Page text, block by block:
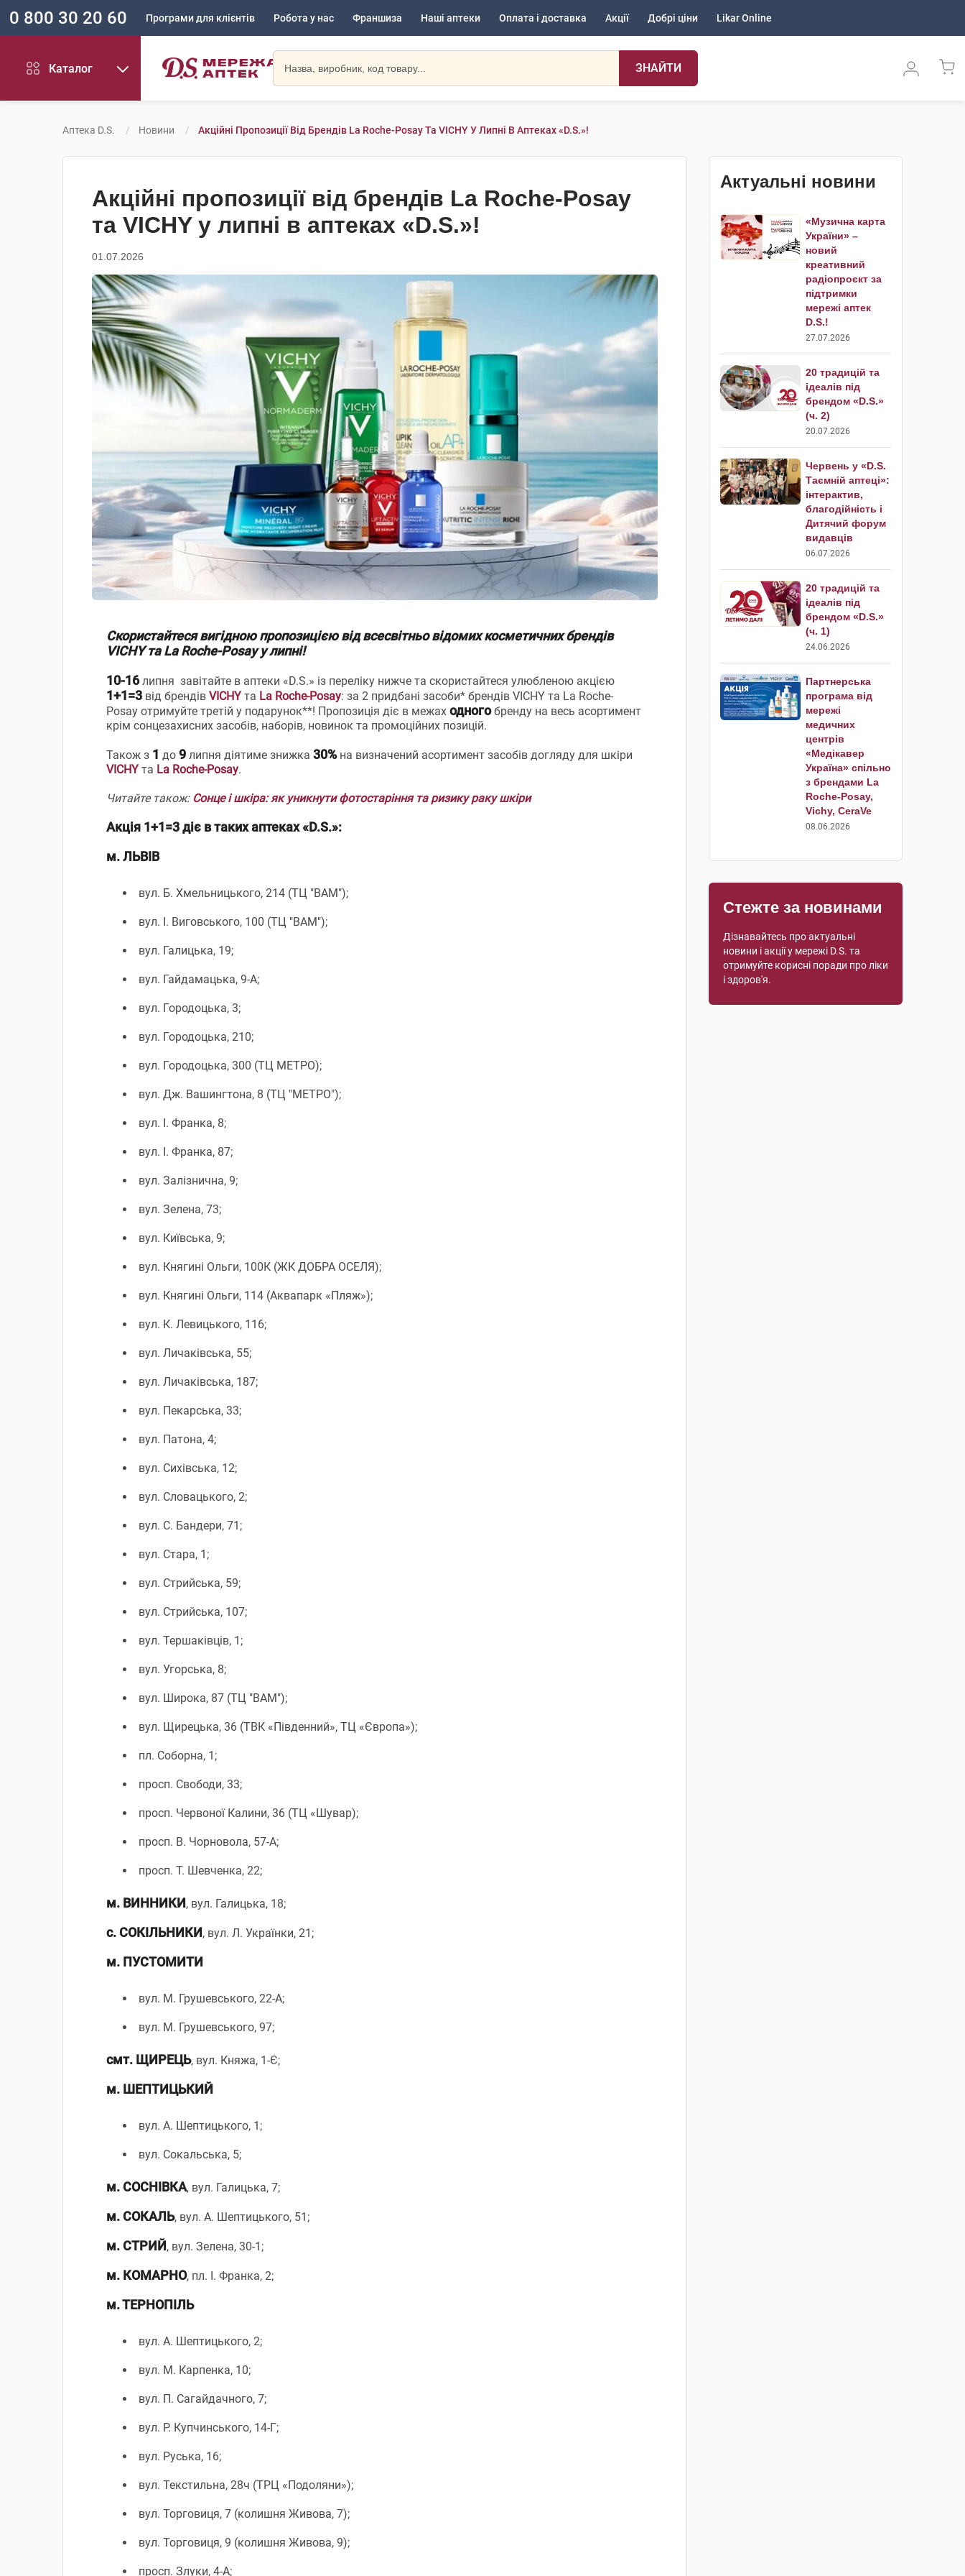
0 800 30 20 60 Програми для клієнтів Робота у нас Франшиза Наші аптеки Оплата і доставка Акції Добрі ціни Likar Online
Каталог ЗНАЙТИ
Аптека D.S. Новини Акційні Пропозиції Від Брендів La Roche-Posay Та VICHY У Липні В Аптеках «D.S.»!
Акційні пропозиції від брендів La Roche-Posay
та VICHY у липні в аптеках «D.S.»!
01.07.2026
Скористайтеся вигідною пропозицією від всесвітньо відомих косметичних брендів
VICHY та La Roche-Posay у липні!
10-16липня завітайте в аптеки «D.S.» із переліку нижче та скористайтеся улюбленою акцією
1+1=3 від брендів VICHYта La Roche-Posay: за 2 придбані засоби* брендів VICHY та La Roche-
Posay отримуйте третій у подарунок**! Пропозиція діє в межах одногобренду на весь асортимент
крім сонцезахисних засобів, наборів, новинок та промоційних позицій.
Також з 1 до 9 липня діятиме знижка 30%на визначений асортимент засобів догляду для шкіри
VICHYта La Roche-Posay.
Читайте також: Сонце і шкіра: як уникнути фотостаріння та ризику раку шкіри
Акція 1+1=3 діє в таких аптеках «D.S.»:
м. ЛЬВІВ
вул. Б. Хмельницького, 214 (ТЦ "ВАМ");
вул. І. Виговського, 100 (ТЦ "ВАМ");
вул. Галицька, 19;
вул. Гайдамацька, 9-А;
вул. Городоцька, 3;
вул. Городоцька, 210;
вул. Городоцька, 300 (ТЦ МЕТРО);
вул. Дж. Вашингтона, 8 (ТЦ "МЕТРО");
вул. І. Франка, 8;
вул. І. Франка, 87;
вул. Залізнична, 9;
вул. Зелена, 73;
вул. Київська, 9;
вул. Княгині Ольги, 100К (ЖК ДОБРА ОСЕЛЯ);
вул. Княгині Ольги, 114 (Аквапарк «Пляж»);
вул. К. Левицького, 116;
вул. Личаківська, 55;
вул. Личаківська, 187;
вул. Пекарська, 33;
вул. Патона, 4;
вул. Сихівська, 12;
вул. Словацького, 2;
вул. С. Бандери, 71;
вул. Стара, 1;
вул. Стрийська, 59;
вул. Стрийська, 107;
вул. Тершаківців, 1;
вул. Угорська, 8;
вул. Широка, 87 (ТЦ "ВАМ");
вул. Щирецька, 36 (ТВК «Південний», ТЦ «Європа»);
пл. Соборна, 1;
просп. Свободи, 33;
просп. Червоної Калини, 36 (ТЦ «Шувар);
просп. В. Чорновола, 57-А;
просп. Т. Шевченка, 22;
м. ВИННИКИ, вул. Галицька, 18;
с. СОКІЛЬНИКИ, вул. Л. Українки, 21;
м. ПУСТОМИТИ
вул. М. Грушевського, 22-А;
вул. М. Грушевського, 97;
смт. ЩИРЕЦЬ, вул. Княжа, 1-Є;
м. ШЕПТИЦЬКИЙ
вул. А. Шептицького, 1;
вул. Сокальська, 5;
м. СОСНІВКА, вул. Галицька, 7;
м. СОКАЛЬ, вул. А. Шептицького, 51;
м. СТРИЙ, вул. Зелена, 30-1;
м. КОМАРНО, пл. І. Франка, 2;
м. ТЕРНОПІЛЬ
вул. А. Шептицького, 2;
вул. М. Карпенка, 10;
вул. П. Сагайдачного, 7;
вул. Р. Купчинського, 14-Г;
вул. Руська, 16;
вул. Текстильна, 28ч (ТРЦ «Подоляни»);
вул. Торговиця, 7 (колишня Живова, 7);
вул. Торговиця, 9 (колишня Живова, 9);
просп. Злуки, 4-А;
Актуальні новини
«Музична карта
України» –
новий
креативний
радіопроєкт за
підтримки
мережі аптек
D.S.!
27.07.2026
20 традицій та
ідеалів під
брендом «D.S.»
(ч. 2)
20.07.2026
Червень у «D.S.
Таємній аптеці»:
інтерактив,
благодійність і
Дитячий форум
видавців
06.07.2026
20 традицій та
ідеалів під
брендом «D.S.»
(ч. 1)
24.06.2026
Партнерська
програма від
мережі
медичних
центрів
«Медікавер
Україна» спільно
з брендами La
Roche-Posay,
Vichy, CeraVe
08.06.2026
Стежте за новинами
Дізнавайтесь про актуальні
новини і акції у мережі D.S. та
отримуйте корисні поради про ліки
і здоров'я.